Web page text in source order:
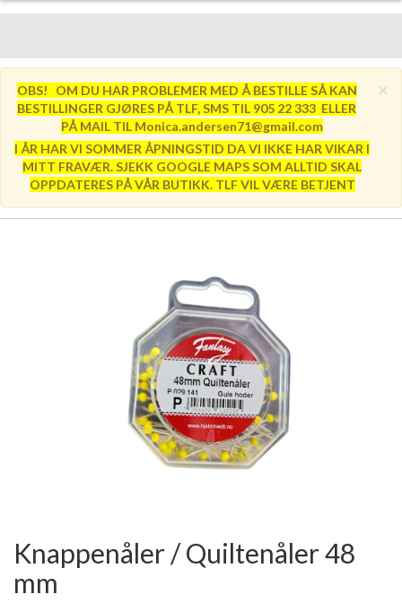
×
OBS! OM DU HAR PROBLEMER MED Å BESTILLE SÅ KAN
BESTILLINGER GJØRES PÅ TLF, SMS TIL 905 22 333 ELLER
PÅ MAIL TIL Monica.andersen71@gmail.com
I ÅR HAR VI SOMMER ÅPNINGSTID DA VI IKKE HAR VIKAR I
MITT FRAVÆR. SJEKK GOOGLE MAPS SOM ALLTID SKAL
OPPDATERES PÅ VÅR BUTIKK. TLF VIL VÆRE BETJENT
Knappenåler / Quiltenåler 48
mm